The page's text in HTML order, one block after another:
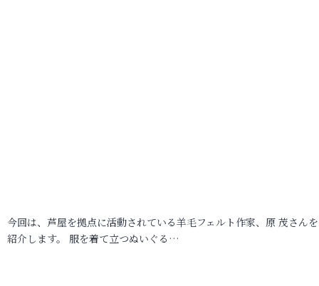
今回は、芦屋を拠点に活動されている羊毛フェルト作家、原 茂さん
紹介します。 服を着て立つぬいぐる…